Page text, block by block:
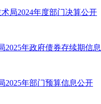
局2024年度部门决算公开
2025年政府债券存续期信
2025年部门预算信息公开